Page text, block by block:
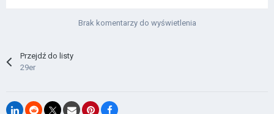
Brak komentarzy do wyświetlenia
Przejdź do listy
29er